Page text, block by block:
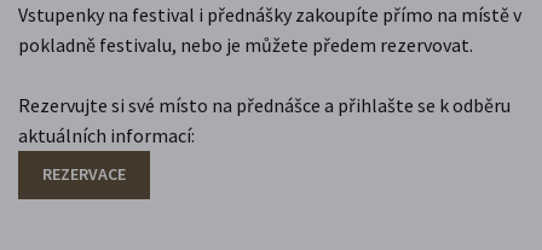
Vstupenky na festival i přednášky zakoupíte přímo na místě v
pokladně festivalu, nebo je můžete předem rezervovat.
Rezervujte si své místo na přednášce a přihlašte se k odběru
aktuálních informací:
REZERVACE